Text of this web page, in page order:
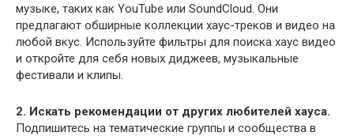
музыке, таких как YouTube или SoundCloud. Они
предлагают обширные коллекции хаус-треков и видео на
любой вкус. Используйте фильтры для поиска хаус видео
и откройте для себя новых диджеев, музыкальные
фестивали и клипы.
2. Искать рекомендации от других любителей хауса.
Подпишитесь на тематические группы и сообщества в